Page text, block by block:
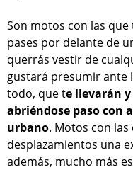
Son motos con las
pases por delante de
querrás vestir de
gustará presumir ante
todo, que te llevarán
abriéndose paso con
urbano. Motos con
desplazamientos una
además, mucho más